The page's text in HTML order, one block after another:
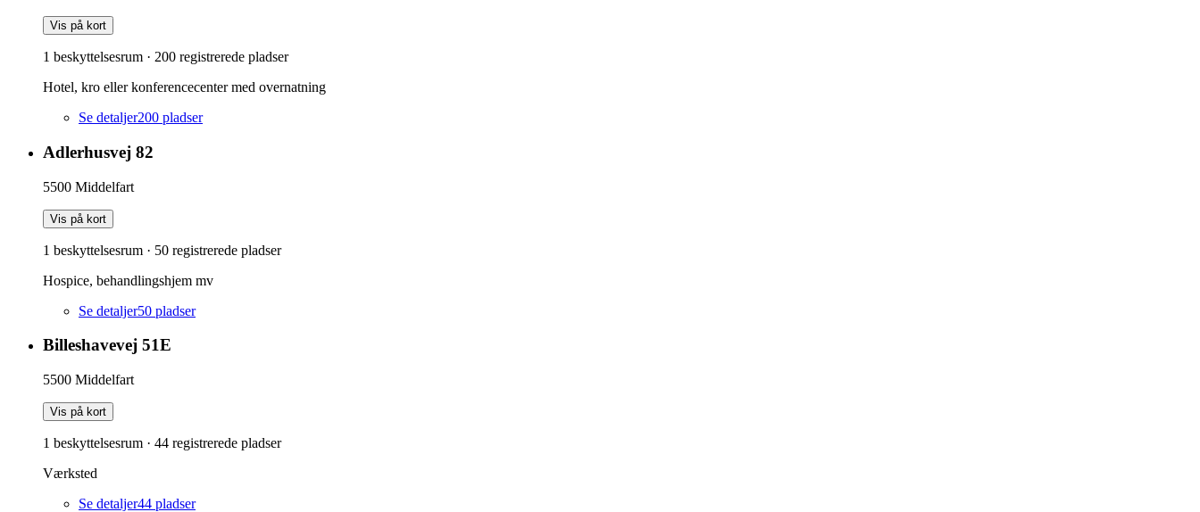
Vis på kort
1 beskyttelsesrum · 200 registrerede pladser
Hotel, kro eller konferencecenter med overnatning
Se detaljer200 pladser
Adlerhusvej 82
5500 Middelfart
Vis på kort
1 beskyttelsesrum · 50 registrerede pladser
Hospice, behandlingshjem mv
Se detaljer50 pladser
Billeshavevej 51E
5500 Middelfart
Vis på kort
1 beskyttelsesrum · 44 registrerede pladser
Værksted
Se detaljer44 pladser